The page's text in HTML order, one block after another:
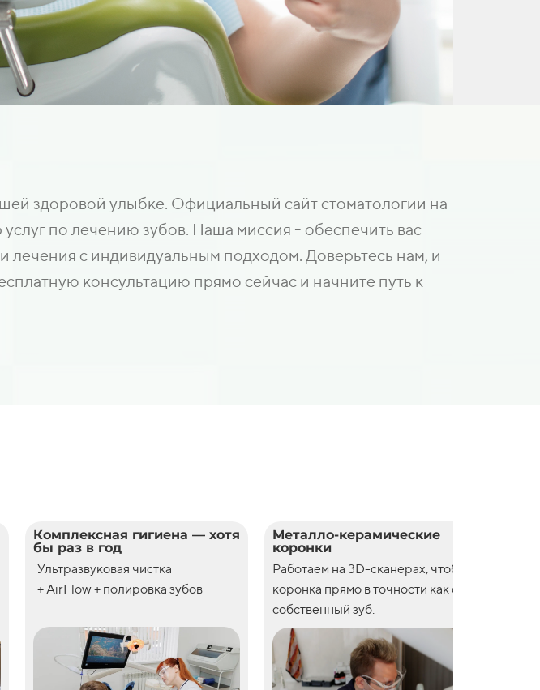
здоровой улыбке. Официальный сайт стоматологии на
по лечению зубов. Наша миссия - обеспечить вас
с индивидуальным подходом. Доверьтесь нам, и
консультацию прямо сейчас и начните путь к
Комплексная гигиена — хотя
бы раз в год
Ультразвуковая чистка
+ AirFlow + полировка зубов
Металло-керамические
коронки
Работаем на 3D-сканерах, чтобы
коронка прямо в точности как свой
собственный зуб.